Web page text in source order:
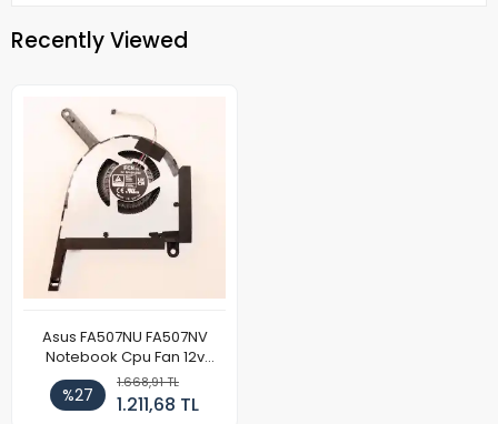
Recently Viewed
Asus FA507NU FA507NV
Notebook Cpu Fan 12v
(Sağ)
%27
1.668,91 TL
1.211,68 TL